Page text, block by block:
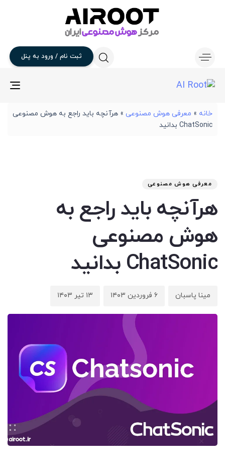
ثبت نام / ورود به پنل
خانه » معرفی هوش مصنوعی » هرآنچه باید راجع به هوش مصنوعی
ChatSonic بدانید
معرفی هوش مصنوعی
هرآنچه باید راجع به
هوش مصنوعی
ChatSonic بدانید
مینا پاسبان ۶ فروردین ۱۴۰۳ ۱۳ تیر ۱۴۰۳